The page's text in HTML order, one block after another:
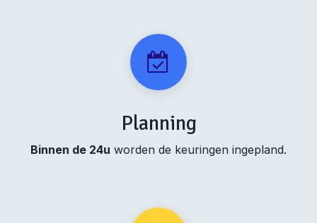
Planning
Binnen de 24u worden de keuringen ingepland.